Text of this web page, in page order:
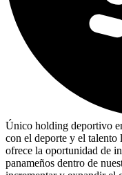
Único holding deportivo
con el deporte y el
ofrece la oportunidad de
panameños dentro de